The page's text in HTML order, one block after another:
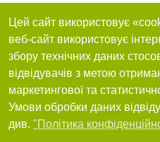
Цей сайт використовує
веб-сайт використовує
збору технічних даних
відвідувачів з метою
маркетингової та
Умови обробки даних
див. "Політика